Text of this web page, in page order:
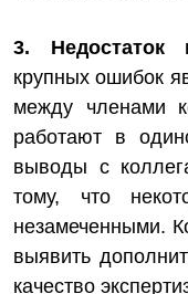
3. Недостаток
крупных ошибок
между членами
работают в
выводы с
тому, что
незамеченными.
выявить
качество